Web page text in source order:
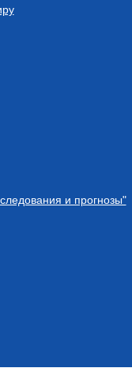
и прогнозы"